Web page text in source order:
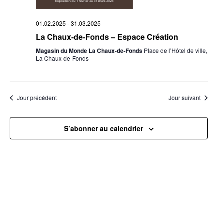
01.02.2025 -31.03.2025
La Chaux-de-Fonds – Espace Création
Magasin du Monde La Chaux-de-Fonds Place de l’Hôtel de ville,
La Chaux-de-Fonds
Jour précédent Jour suivant
S’abonner au calendrier